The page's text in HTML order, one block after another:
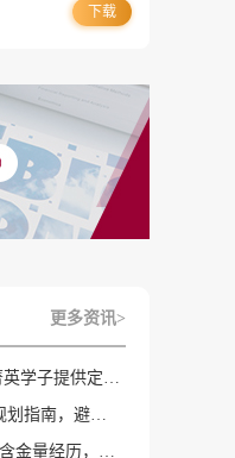
下载
更多资讯>
【英本规划致菁学院】致力于为菁英学子提供定制式升学规划服务！
冲刺英国G5本科丨完整高中三年规划指南，避开 90% 申请者踩过的坑
英国本科申请G5如何逆袭？3类高含金量经历，快速拉开文书差距